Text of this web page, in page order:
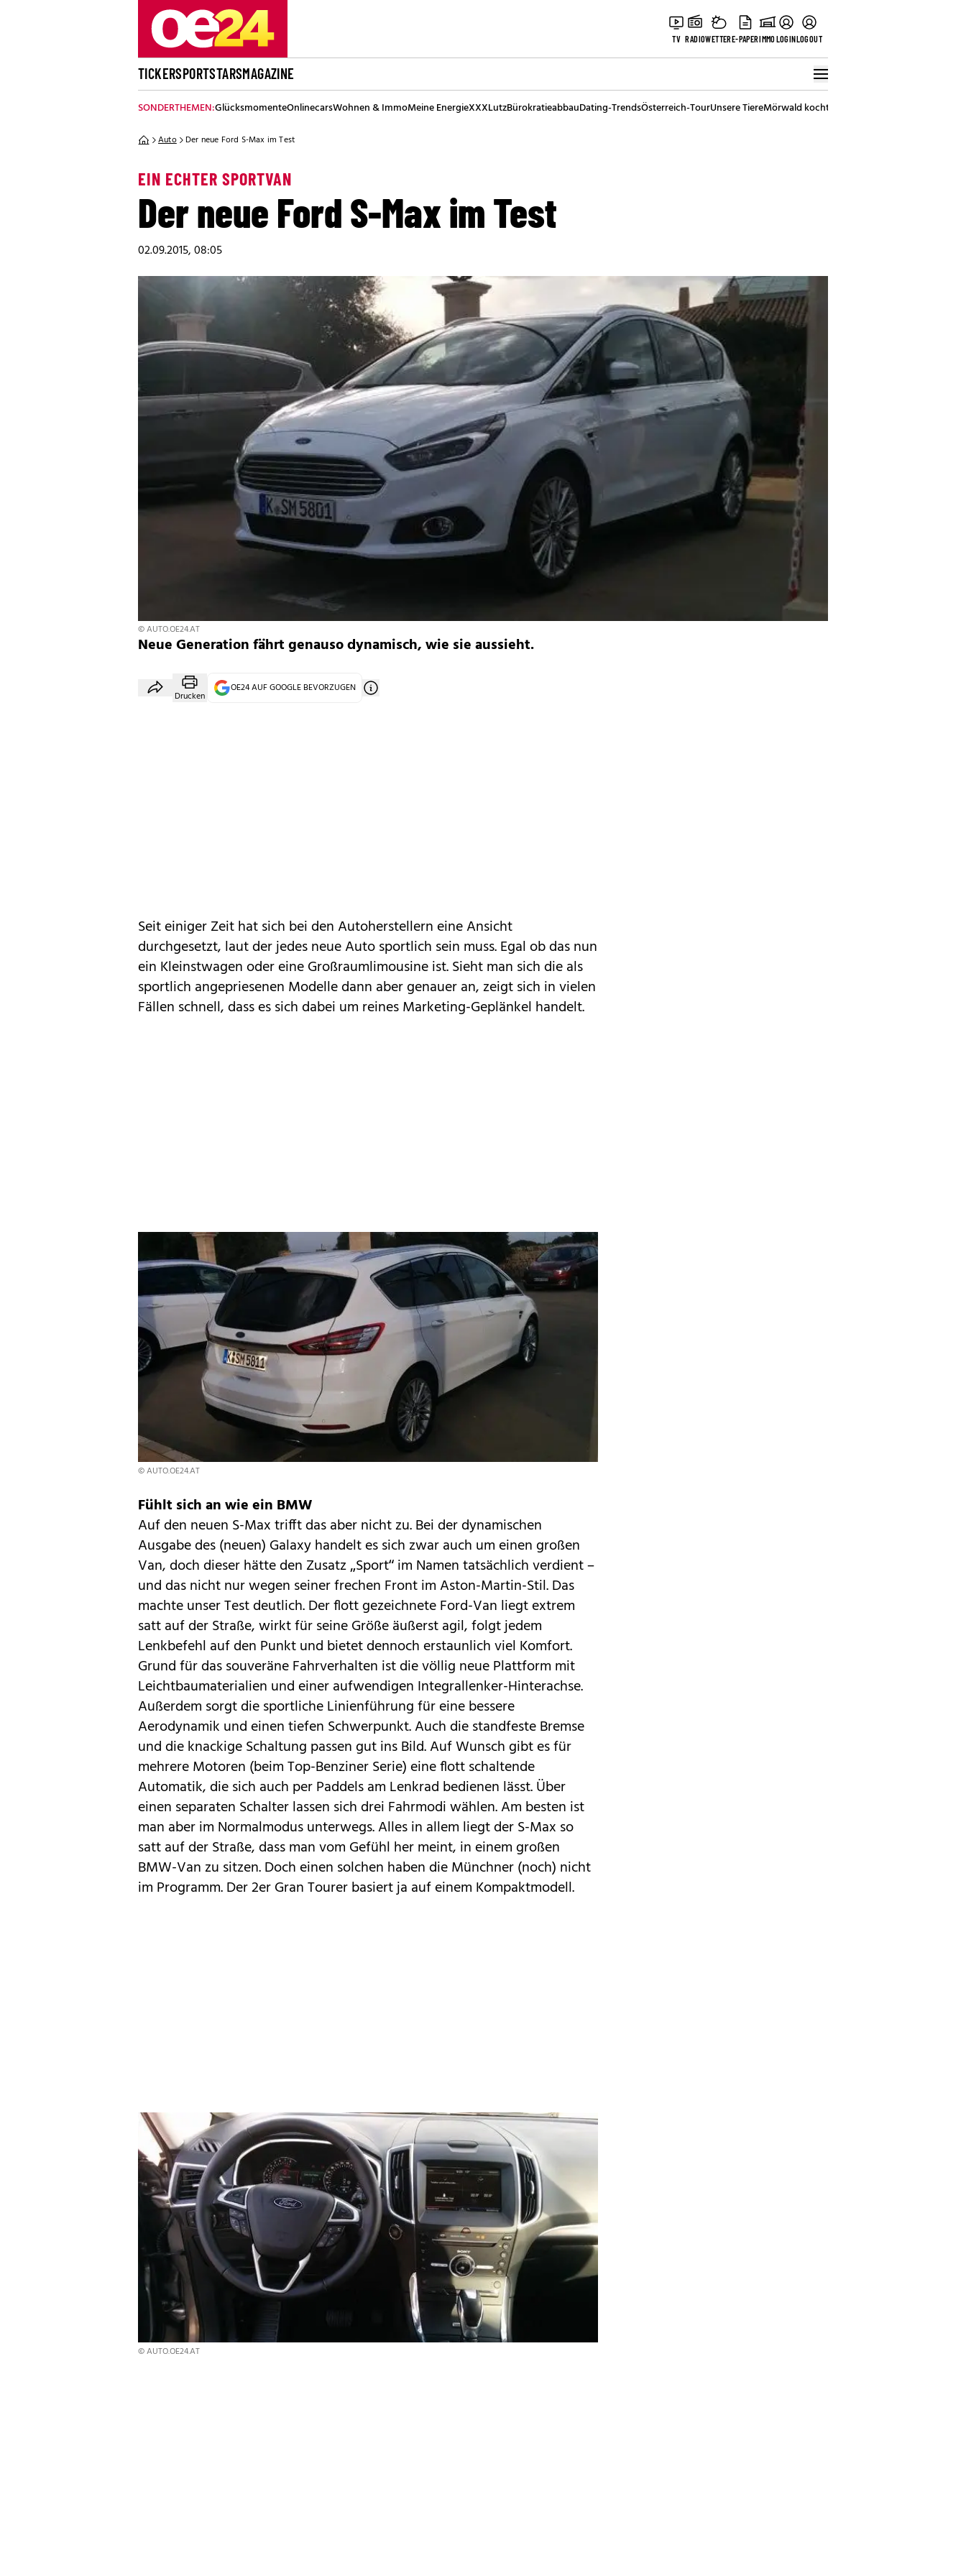
TV RADIOWETTERE-PAPERIMMOLOGINLOGOUT
TICKERSPORTSTARSMAGAZINE
SONDERTHEMEN:GlücksmomenteOnlinecarsWohnen & ImmoMeine EnergieXXXLutzBürokratieabbauDating-TrendsÖsterreich-TourUnsere TiereMörwald kocht
Auto Der neue Ford S-Max im Test
EIN ECHTER SPORTVAN
Der neue Ford S-Max im Test
02.09.2015, 08:05
© AUTO.OE24.AT
Neue Generation fährt genauso dynamisch, wie sie aussieht.
Drucken
OE24 AUF GOOGLE BEVORZUGEN
Seit einiger Zeit hat sich bei den Autoherstellern eine Ansicht
durchgesetzt, laut der jedes neue Auto sportlich sein muss. Egal ob das nun
ein Kleinstwagen oder eine Großraumlimousine ist. Sieht man sich die als
sportlich angepriesenen Modelle dann aber genauer an, zeigt sich in vielen
Fällen schnell, dass es sich dabei um reines Marketing-Geplänkel handelt.
© AUTO.OE24.AT
Fühlt sich an wie ein BMW
Auf den neuen S-Max trifft das aber nicht zu. Bei der dynamischen
Ausgabe des(neuen) Galaxyhandelt es sich zwar auch um einen großen
Van, doch dieser hätte den Zusatz „Sport“ im Namen tatsächlich verdient –
und das nicht nur wegen seiner frechen Front im Aston-Martin-Stil. Das
machte unser Test deutlich. Der flott gezeichneteFord-Van liegt extrem
satt auf der Straße, wirkt für seine Größe äußerst agil, folgt jedem
Lenkbefehl auf den Punkt und bietet dennoch erstaunlich viel Komfort.
Grund für das souveräne Fahrverhalten ist die völlig neue Plattform mit
Leichtbaumaterialien und einer aufwendigen Integrallenker-Hinterachse.
Außerdem sorgt die sportliche Linienführung für eine bessere
Aerodynamik und einen tiefen Schwerpunkt. Auch die standfeste Bremse
und die knackige Schaltung passen gut ins Bild. Auf Wunsch gibt es für
mehrere Motoren (beim Top-Benziner Serie) eine flott schaltende
Automatik, die sich auch per Paddels am Lenkrad bedienen lässt. Über
einen separaten Schalter lassen sich drei Fahrmodi wählen. Am besten ist
man aber im Normalmodus unterwegs. Alles in allem liegt der S-Max so
satt auf der Straße, dass man vom Gefühl her meint, in einem großen
BMW-Van zu sitzen. Doch einen solchen haben die Münchner (noch) nicht
im Programm. Der2er Gran Tourerbasiert ja auf einem Kompaktmodell.
© AUTO.OE24.AT